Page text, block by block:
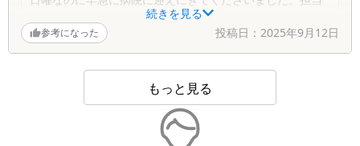
続きを見る
の木下さんは親切で丁寧で非常にいい方でした。感じよく
教えていただけたり、わがままを聞いてくださったり、機
だなあと感心しました。木下さんに担当していただけて本
当に良かったです。
葬儀社からの返信コメント
参考になった 投稿日： 2025年9月12日
もっと見る